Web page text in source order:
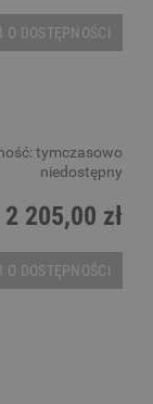
O DOSTĘPNOŚCI
tymczasowo
niedostępny
2 205,00 zł
O DOSTĘPNOŚCI